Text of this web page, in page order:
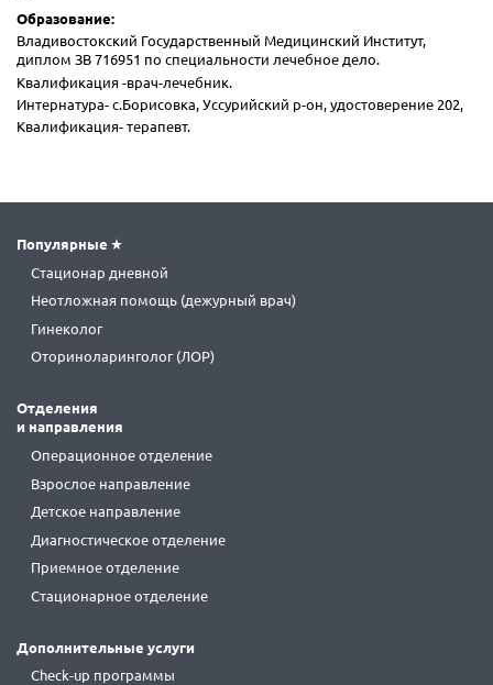
Образование:
Владивостокский Государственный Медицинский Институт,
диплом ЗВ 716951 по специальности лечебное дело.
Квалификация -врач-лечебник.
Интернатура- с.Борисовка, Уссурийский р-он, удостоверение 202,
Квалификация- терапевт.
Популярные
Стационар дневной
Неотложная помощь (дежурный врач)
Гинеколог
Оториноларинголог (ЛОР)
Отделения
и направления
Операционное отделение
Взрослое направление
Детское направление
Диагностическое отделение
Приемное отделение
Стационарное отделение
Дополнительные услуги
Check-up программы